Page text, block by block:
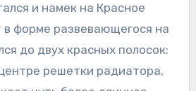
и намек на Красное
в форме развевающегося на
до двух красных полосок:
решетки радиатора,